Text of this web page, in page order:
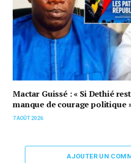
Mactar Guissé : « Si Dethié
manque de courage politique
7 AOÛT 2026
AJOUTER UN